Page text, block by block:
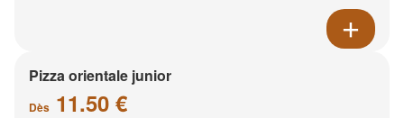
Pizza orientale junior
Dès 11.50 €